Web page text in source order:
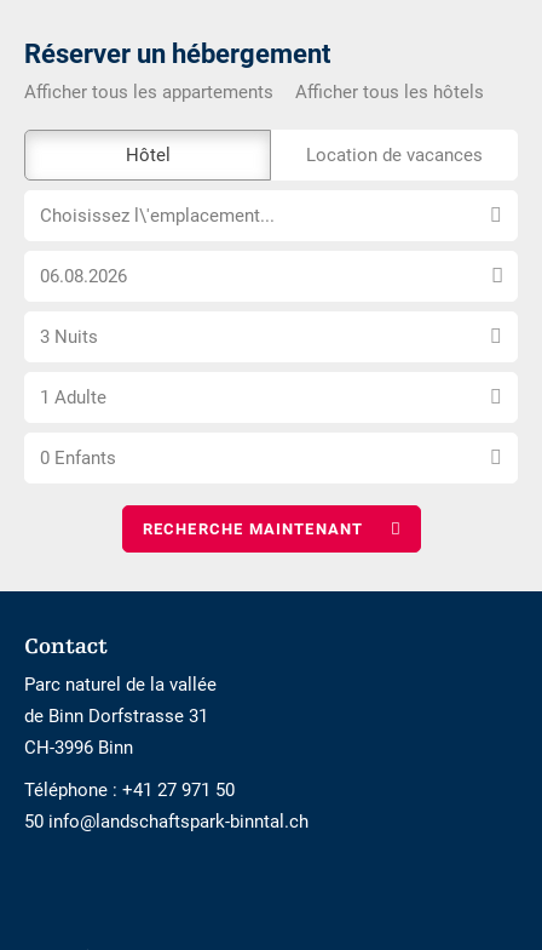
Réserver un hébergement
Afficher tous les appartements Afficher tous les hôtels
de
réservation
n\'est
accessible
Hôtel Location de vacances
Choisissez
Choisissez l\'emplacement...
Choisissez
date
Sélectionnez
nombre
nuits
3 Nuits
Choisissez
nombre
1 Adulte
Choisissez
0 Enfants
Footer
Contact
Parc naturel de la vallée
de Binn Dorfstrasse 31
CH-3996 Binn
Téléphone : +41 27 971 50
50 info@landschaftspark-binntal.ch